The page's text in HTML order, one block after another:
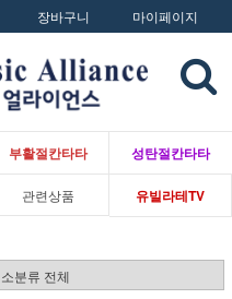
장바구니 마이페이지
부활절칸타타 성탄절칸타타
관련상품 유빌라테TV